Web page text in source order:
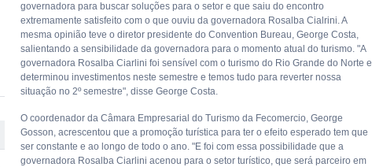
governadora para buscar soluções para o setor e que saiu do encontro
extremamente satisfeito com o que ouviu da governadora Rosalba Cialrini. A
mesma opinião teve o diretor presidente do Convention Bureau, George Costa,
salientando a sensibilidade da governadora para o momento atual do turismo. "A
governadora Rosalba Ciarlini foi sensível com o turismo do Rio Grande do Norte e
determinou investimentos neste semestre e temos tudo para reverter nossa
situação no 2º semestre", disse George Costa.
O coordenador da Câmara Empresarial do Turismo da Fecomercio, George
Gosson, acrescentou que a promoção turística para ter o efeito esperado tem que
ser constante e ao longo de todo o ano. "E foi com essa possibilidade que a
governadora Rosalba Ciarlini acenou para o setor turístico, que será parceiro em